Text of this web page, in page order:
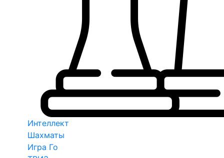
Интеллект
Шахматы
Игра Го